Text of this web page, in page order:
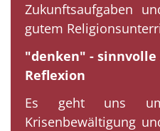
Zukunftsaufgaben
gutem
"denken" -
Reflexion
Es geht uns
Krisenbewältigung